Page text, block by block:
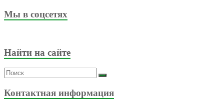
Мы в соцсетях
Найти на сайте
Контактная информация